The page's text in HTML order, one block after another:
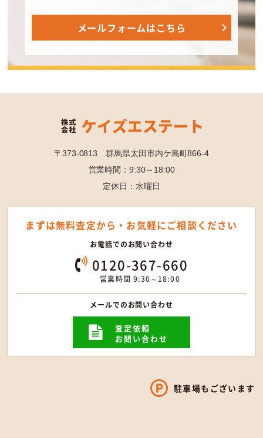
メールフォームはこちら
〒373-0813 群馬県太田市内ケ島町866-4
営業時間：9:30～18:00
定休日：水曜日
まずは無料査定から・ お気軽にご相談ください
お電話でのお問い合わせ
0120-367-660
営業時間 9:30～18:00
メールでのお問い合わせ
査定依頼
お問い合わせ
駐車場もございます